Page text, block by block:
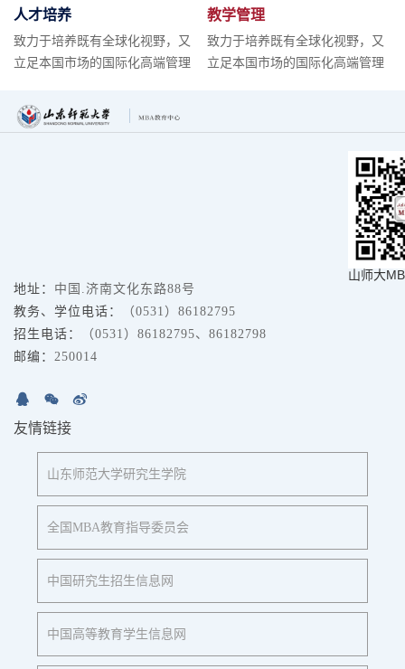
2020-05-06
2020年硕士研究生复试录取工作办法
2020-04-30
人才培养
致力于培养既有全球化视野，又
立足本国市场的国际化高端管理
教学管理
致力于培养既有全球化视野，又
立足本国市场的国际化高端管理
山师大
地址： 中国.济南文化东路88号
教务、学位电话：
（0531）86182795
招生电话：
（0531）86182795、86182798
邮编： 250014
友情链接
山东师范大学研究生学院
全国MBA教育指导委员会
中国研究生招生信息网
中国高等教育学生信息网